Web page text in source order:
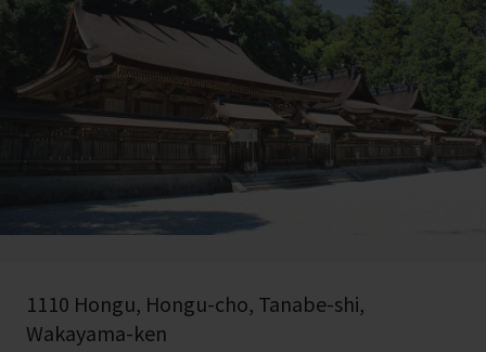
1110 Hongu, Hongu-cho, Tanabe-shi,
Wakayama-ken